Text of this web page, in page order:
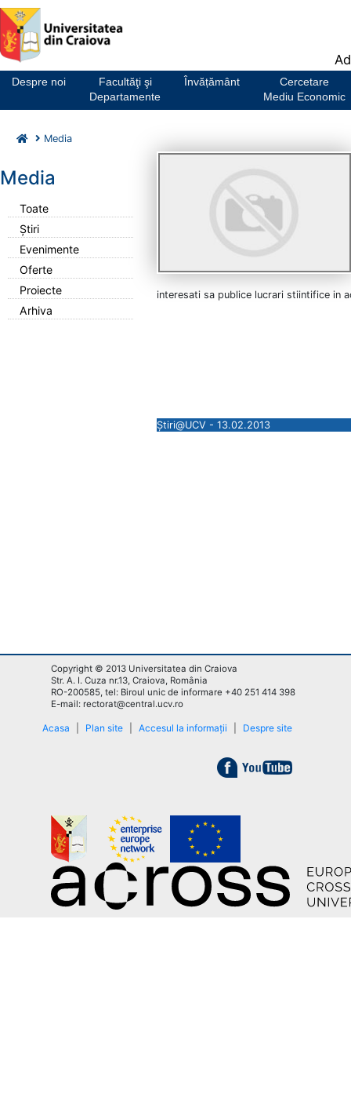
Notă:
Acest
website
un
Despre noi
Facultăţi şi
Departamente
Învățământ
Cercetare
Mediu Economic
Media
Media
Toate
Știri
Evenimente
Oferte
Proiecte
Arhiva
interesati sa publice lucrari stiintifice in
Știri@UCV - 13.02.2013
Copyright © 2013 Universitatea din Craiova
Str. A. I. Cuza nr.13, Craiova, România
RO-200585, tel: Biroul unic de informare +40 251 414 398
E-mail: rectorat@central.ucv.ro
Acasa Plan site Accesul la informații Despre site